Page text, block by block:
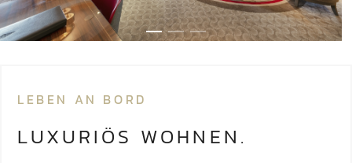
LEBEN AN BORD
LUXURIÖS WOHNEN.